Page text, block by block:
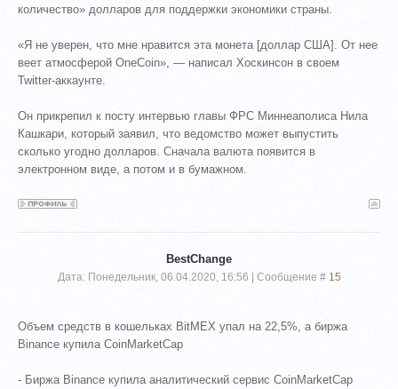
количество» долларов для поддержки экономики страны.
«Я не уверен, что мне нравится эта монета [доллар США]. От нее
веет атмосферой OneCoin», — написал Хоскинсон в своем
Twitter-аккаунте.
Он прикрепил к посту интервью главы ФРС Миннеаполиса Нила
Кашкари, который заявил, что ведомство может выпустить
сколько угодно долларов. Сначала валюта появится в
электронном виде, а потом и в бумажном.
BestChange
Дата: Понедельник, 06.04.2020, 16:56 | Сообщение # 15
Объем средств в кошельках BitMEX упал на 22,5%, а биржа
Binance купила CoinMarketCap
- Биржа Binance купила аналитический сервис CoinMarketCap